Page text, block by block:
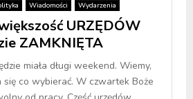
Wiadomości Wydarzenia
URZĘDÓW
ZAMKNIĘTA
miała długi weekend. Wiemy,
się co wybierać. W czwartek Boże